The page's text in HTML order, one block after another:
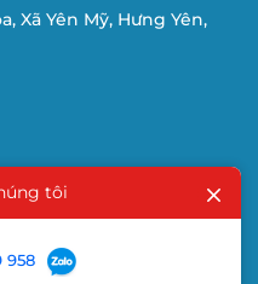
Xã Yên Mỹ, Hưng Yên,
tôi
958